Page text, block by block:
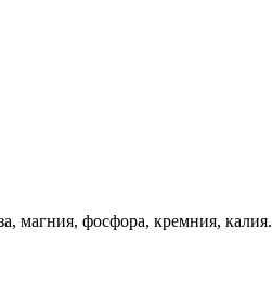
магния, фосфора, кремния, калия.